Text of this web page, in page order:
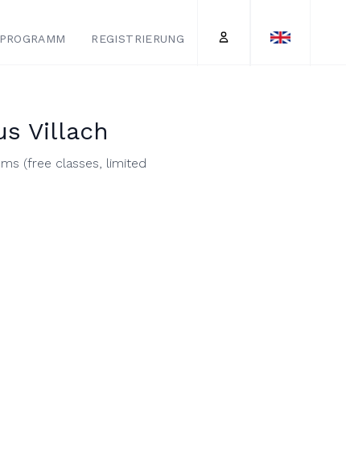
PROGRAMM REGISTRIERUNG
Villach
(free classes, limited